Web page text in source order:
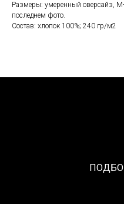
Размеры: умеренный оверсайз, M-
последнем фото.
Состав: хлопок 100%; 240 гр/м2